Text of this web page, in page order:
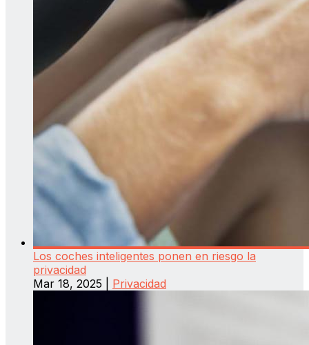
Los coches inteligentes ponen en riesgo la
privacidad
Mar 18, 2025
Privacidad